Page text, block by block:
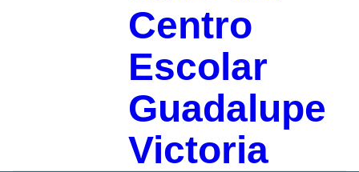
Centro
Escolar
Guadalupe
Victoria